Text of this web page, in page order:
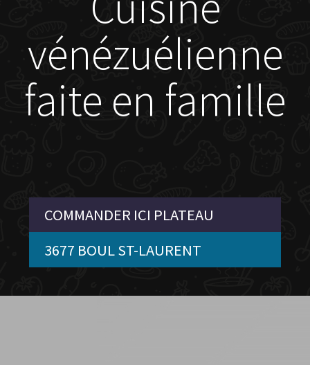
vénézuélienne
faite en famille
COMMANDER ICI PLATEAU
3677 BOUL ST-LAURENT